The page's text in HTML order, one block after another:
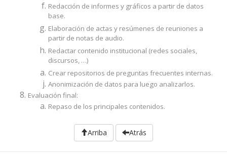
Redacción de informes y gráficos a partir de datos
base.
Elaboración de actas y resúmenes de reuniones a
partir de notas de audio.
Redactar contenido institucional (redes sociales,
discursos, …)
Crear repositorios de preguntas frecuentes internas.
Anonimización de datos para luego analizarlos.
Evaluación final:
Repaso de los principales contenidos.
Arriba Atrás